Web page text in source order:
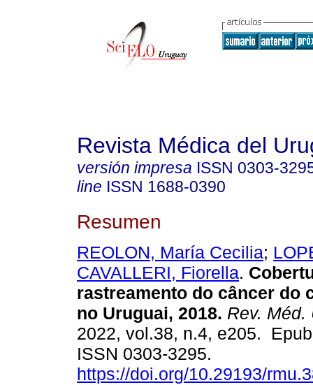
Revista Médica del
versión impresa ISSN 0303-
line ISSN 1688-0390
Resumen
REOLON, María Cecilia;
CAVALLERI, Fiorella.
rastreamento do câncer do
no Uruguai, 2018. Rev. Méd.
2022, vol.38, n.4, e205.
ISSN 0303-3295.
https://doi.org/10.29193/